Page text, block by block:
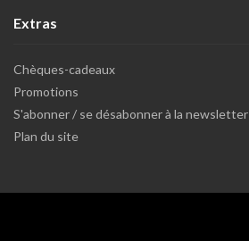
Extras
Chèques-cadeaux
Promotions
S'abonner / se désabonner à la newsletter
Plan du site